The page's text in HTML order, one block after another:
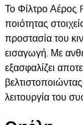
Το Φίλτρο Αέρος
ποιότητας
προστασία του
εισαγωγή. Με
εξασφαλίζει
λειτουργία του